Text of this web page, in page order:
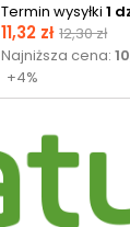
Termin wysyłki 1
Cena
11,32 zł Cena
12,30 zł
Najniższa cena:
+4%